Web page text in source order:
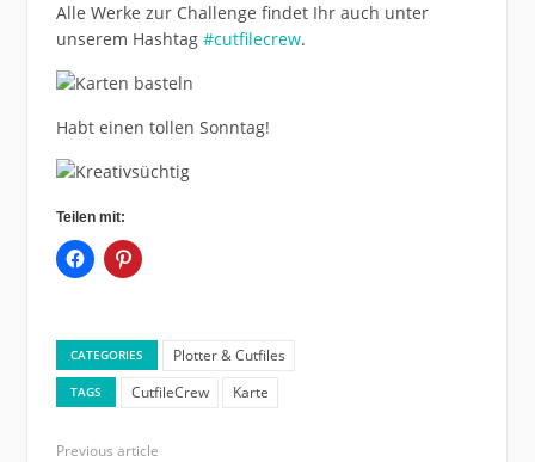
Alle Werke zur Challenge findet Ihr auch unter
unserem Hashtag #cutfilecrew.
Habt einen tollen Sonntag!
Teilen mit:
CATEGORIES Plotter & Cutfiles
TAGS CutfileCrew Karte
Previous article